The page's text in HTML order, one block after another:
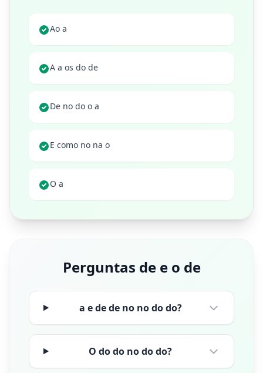
Ao a
A a os do de
De no do o a
E como no na o
O a
Perguntas de e o de
a e de de no no do do?
O do do no do do?